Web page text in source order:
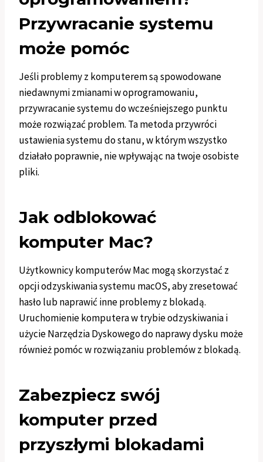
Przywracanie systemu
może pomóc
Jeśli problemy z komputerem są spowodowane
niedawnymi zmianami w oprogramowaniu,
przywracanie systemu do wcześniejszego punktu
może rozwiązać problem. Ta metoda przywróci
ustawienia systemu do stanu, w którym wszystko
działało poprawnie, nie wpływając na twoje osobiste
pliki.
Jak odblokować
komputer Mac?
Użytkownicy komputerów Mac mogą skorzystać z
opcji odzyskiwania systemu macOS, aby zresetować
hasło lub naprawić inne problemy z blokadą.
Uruchomienie komputera w trybie odzyskiwania i
użycie Narzędzia Dyskowego do naprawy dysku może
również pomóc w rozwiązaniu problemów z blokadą.
Zabezpiecz swój
komputer przed
przyszłymi blokadami